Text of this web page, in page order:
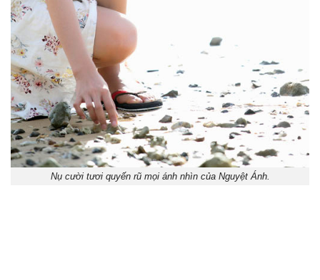
Nụ cười tươi quyến rũ mọi ánh nhìn của Nguyệt Ánh.